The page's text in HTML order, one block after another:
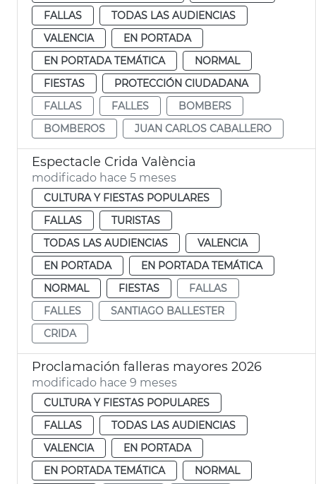
FALLAS
TODAS LAS AUDIENCIAS
VALENCIA
EN PORTADA
EN PORTADA TEMÁTICA
NORMAL
FIESTAS
PROTECCIÓN CIUDADANA
FALLAS
FALLES
BOMBERS
BOMBEROS
JUAN CARLOS CABALLERO
Espectacle Crida València
modificado hace 5 meses
CULTURA Y FIESTAS POPULARES
FALLAS
TURISTAS
TODAS LAS AUDIENCIAS
VALENCIA
EN PORTADA
EN PORTADA TEMÁTICA
NORMAL
FIESTAS
FALLAS
FALLES
SANTIAGO BALLESTER
CRIDA
Proclamación falleras mayores 2026
modificado hace 9 meses
CULTURA Y FIESTAS POPULARES
FALLAS
TODAS LAS AUDIENCIAS
VALENCIA
EN PORTADA
EN PORTADA TEMÁTICA
NORMAL